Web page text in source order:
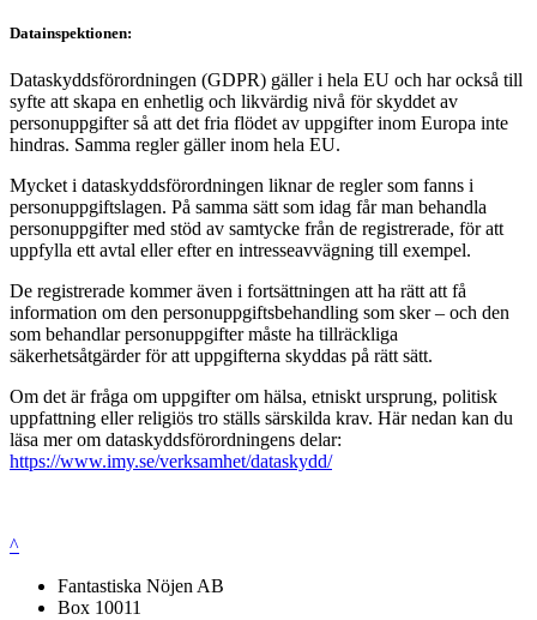
Datainspektionen:
Dataskyddsförordningen (GDPR) gäller i hela EU och har också till
syfte att skapa en enhetlig och likvärdig nivå för skyddet av
personuppgifter så att det fria flödet av uppgifter inom Europa inte
hindras. Samma regler gäller inom hela EU.
Mycket i dataskyddsförordningen liknar de regler som fanns i
personuppgiftslagen. På samma sätt som idag får man behandla
personuppgifter med stöd av samtycke från de registrerade, för att
uppfylla ett avtal eller efter en intresseavvägning till exempel.
De registrerade kommer även i fortsättningen att ha rätt att få
information om den personuppgiftsbehandling som sker – och den
som behandlar personuppgifter måste ha tillräckliga
säkerhetsåtgärder för att uppgifterna skyddas på rätt sätt.
Om det är fråga om uppgifter om hälsa, etniskt ursprung, politisk
uppfattning eller religiös tro ställs särskilda krav. Här nedan kan du
läsa mer om dataskyddsförordningens delar:
https://www.imy.se/verksamhet/dataskydd/
^
Fantastiska Nöjen AB
Box 10011